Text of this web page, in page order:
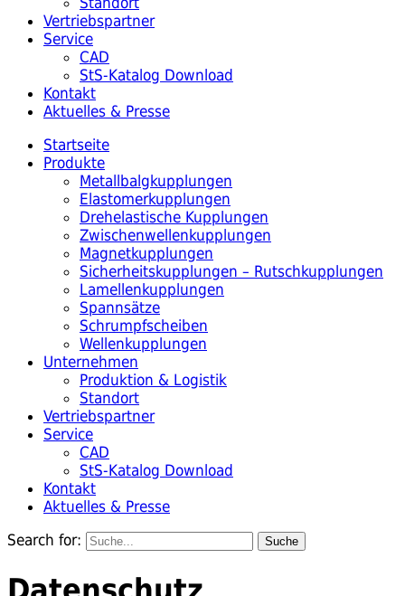
Vertriebspartner
Service
CAD
StS-Katalog Download
Kontakt
Aktuelles & Presse
Startseite
Produkte
Metallbalgkupplungen
Elastomerkupplungen
Drehelastische Kupplungen
Zwischenwellenkupplungen
Magnetkupplungen
Sicherheitskupplungen – Rutschkupplungen
Lamellenkupplungen
Spannsätze
Schrumpfscheiben
Wellenkupplungen
Unternehmen
Produktion & Logistik
Standort
Vertriebspartner
Service
CAD
StS-Katalog Download
Kontakt
Aktuelles & Presse
Search for: